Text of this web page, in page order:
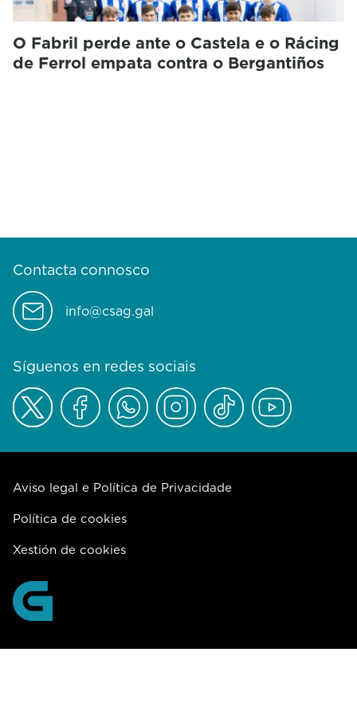
O Fabril perde ante o Castela e o Rácing
de Ferrol empata contra o Bergantiños
Contacta connosco
info@csag.gal
Síguenos en redes sociais
Aviso legal e Política de Privacidade
Política de cookies
Xestión de cookies